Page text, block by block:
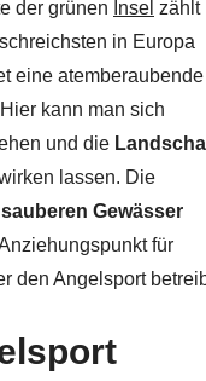
der grünen Insel zählt
in Europa
eine atemberaubende
kann man sich
und die
lassen. Die
Gewässer
für
den Angelsport